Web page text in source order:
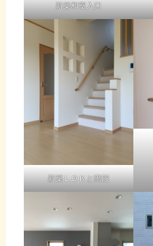
新築和室入口
新築ＬＤＫと階段